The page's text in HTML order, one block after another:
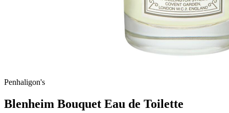
Penhaligon's
Blenheim Bouquet Eau de Toilette